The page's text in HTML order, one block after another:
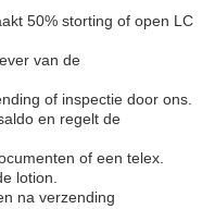
dan een e-mail om de
u T/T of L/C niet kunt